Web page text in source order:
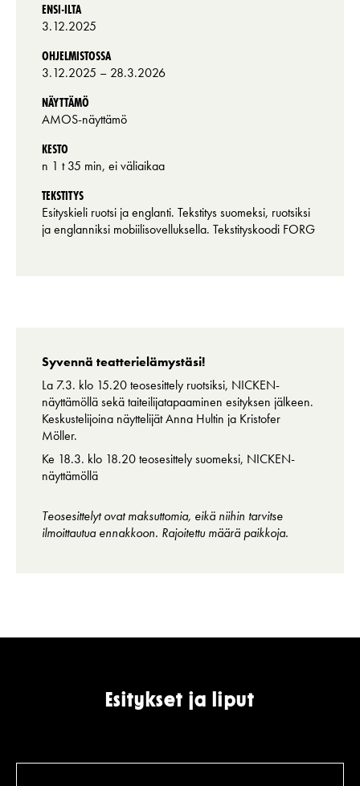
ENSI-ILTA
3.12.2025
OHJELMISTOSSA
3.12.2025 – 28.3.2026
NÄYTTÄMÖ
AMOS-näyttämö
KESTO
n 1 t 35 min, ei väliaikaa
TEKSTITYS
Esityskieli ruotsi ja englanti. Tekstitys suomeksi, ruotsiksi
ja englanniksi mobiilisovelluksella. Tekstityskoodi FORG
Syvennä teatterielämystäsi!
La 7.3. klo 15.20 teosesittely ruotsiksi, NICKEN-
näyttämöllä sekä taiteilijatapaaminen esityksen jälkeen.
Keskustelijoina näyttelijät Anna Hultin ja Kristofer
Möller.
Ke 18.3. klo 18.20 teosesittely suomeksi, NICKEN-
näyttämöllä
Teosesittelyt ovat maksuttomia, eikä niihin tarvitse
ilmoittautua ennakkoon. Rajoitettu määrä paikkoja.
Esitykset ja liput